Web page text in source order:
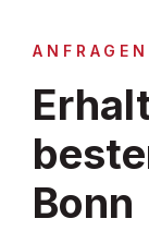
Bonn